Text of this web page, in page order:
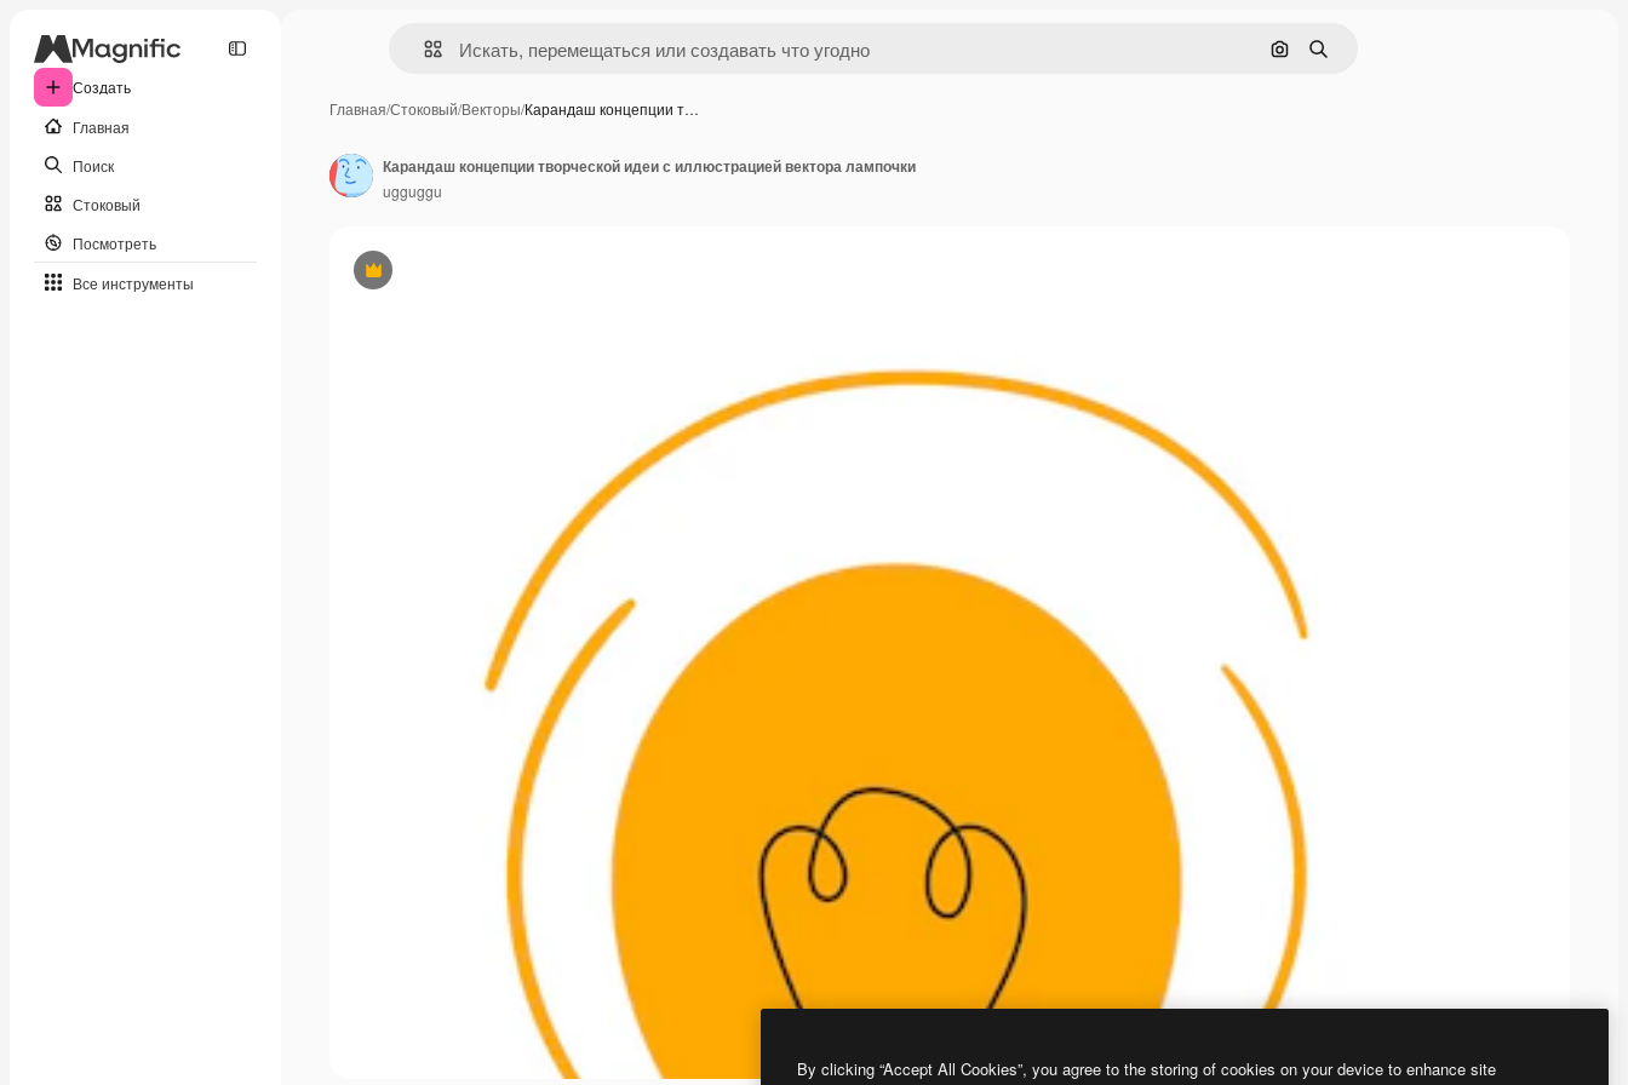
Создать
Главная
Поиск
Стоковый
Посмотреть
Все инструменты
Поиск по изображению
Поиск
Главная/Стоковый/Векторы/Карандаш концепции т…
Премиум
Карандаш концепции творческой идеи с иллюстрацией вектора лампочки
ugguggu
By clicking “Accept All Cookies”, you agree to the storing of cookies on your device to enhance site